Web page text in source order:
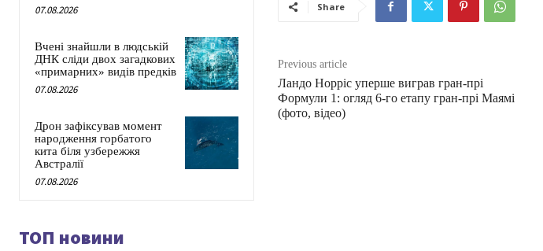
07.08.2026
Вчені знайшли в людській
ДНК сліди двох загадкових
«примарних» видів предків
07.08.2026
Дрон зафіксував момент
народження горбатого
кита біля узбережжя
Австралії
07.08.2026
Share
Previous article
Ландо Норріс уперше виграв гран-прі
Формули 1: огляд 6-го етапу гран-прі Маямі
(фото, відео)
ТОП новини